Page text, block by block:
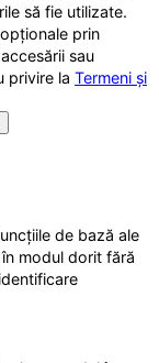
să fie utilizate.
prin
sau
privire la Termeni și
de bază ale
modul dorit fără